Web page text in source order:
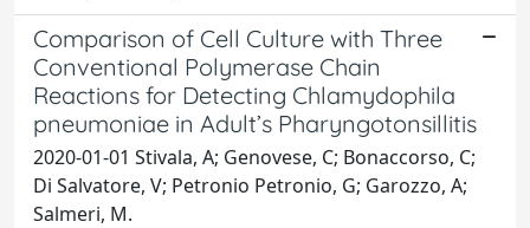
Comparison of Cell Culture with Three
Conventional Polymerase Chain
Reactions for Detecting Chlamydophila
pneumoniae in Adult’s Pharyngotonsillitis
2020-01-01 Stivala, A; Genovese, C; Bonaccorso, C;
Di Salvatore, V; Petronio Petronio, G; Garozzo, A;
Salmeri, M.